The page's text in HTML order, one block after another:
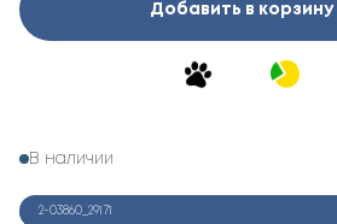
Добавить в корзину
В наличии
2-03860_29171